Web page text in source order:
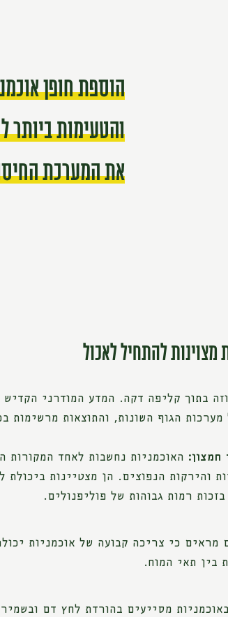
הוספת חופן
והטעימות ביותר
את המערכת
להתחיל לאכול
בתוך קליפה דקה. המדע המודרני
הגוף השונות, והתוצאות מרשימות
חמצון: האוכמניות נחשבות לאחד המקורות
והירקות הנפוצים. הן מצטיינות ביכולת
רמות גבוהות של פוליפנולים.
מראים כי צריכה קבועה של אוכמניות
בין תאי המוח.
מסייעים בהורדת לחץ דם